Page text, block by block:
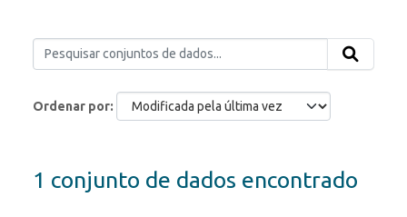
Ordenar por
1 conjunto de dados encontrado